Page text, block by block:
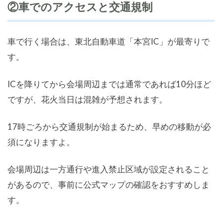
②車でのアクセスと交通規制
車で行く場合は、東北自動車道「本宮IC」が最寄りで
す。
ICを降りてから会場周辺までは通常であれば10分ほど
ですが、花火当日は混雑が予想されます。
17時ごろから交通規制が始まるため、早めの移動が必
須になりますよ。
会場周辺は一方通行や進入禁止区域が設定されること
があるので、事前に公式マップの確認をおすすめしま
す。